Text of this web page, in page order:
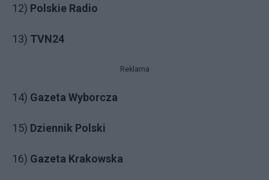
12) Polskie Radio
13) TVN24
Reklama
14) Gazeta Wyborcza
15) Dziennik Polski
16) Gazeta Krakowska